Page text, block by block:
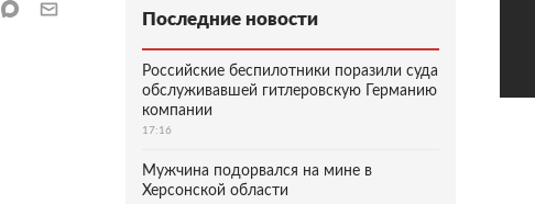
Последние новости
Российские беспилотники поразили суда
обслуживавшей гитлеровскую Германию
компании
17:16
Мужчина подорвался на мине в
Херсонской области